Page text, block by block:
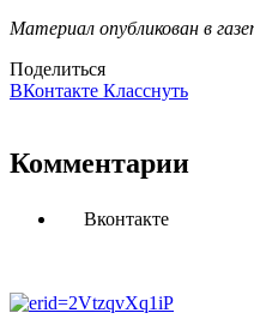
Материал опубликован в
Поделиться
ВКонтакте Класснуть
Комментарии
Вконтакте